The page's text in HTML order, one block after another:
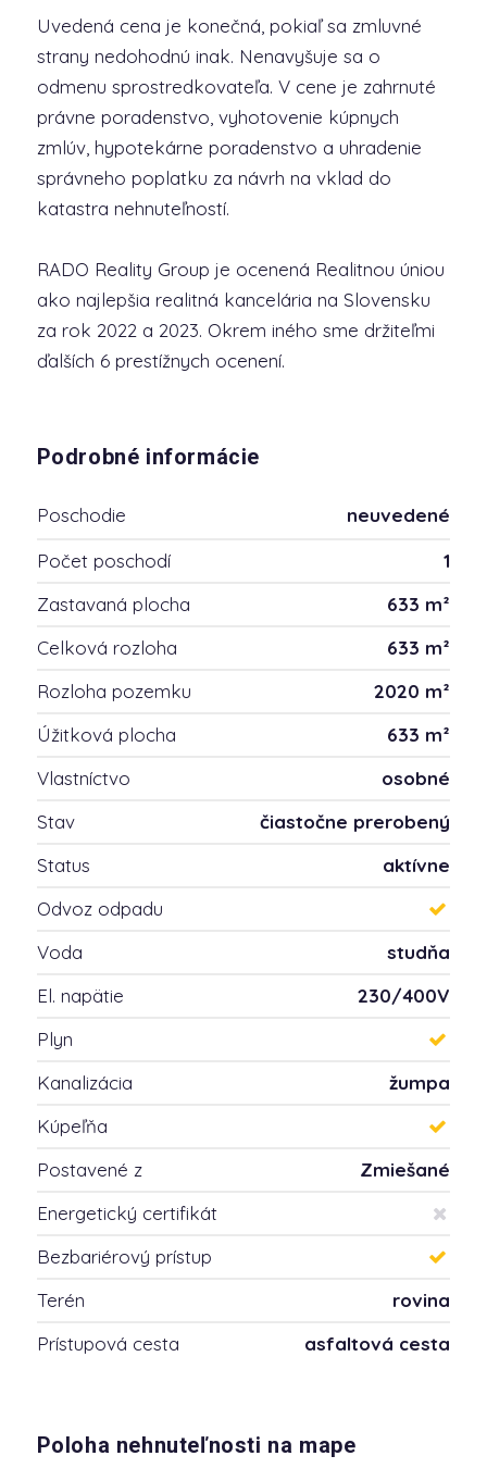
Uvedená cena je konečná, pokiaľ sa zmluvné
strany nedohodnú inak. Nenavyšuje sa o
odmenu sprostredkovateľa. V cene je zahrnuté
právne poradenstvo, vyhotovenie kúpnych
zmlúv, hypotekárne poradenstvo a uhradenie
správneho poplatku za návrh na vklad do
katastra nehnuteľností.
RADO Reality Group je ocenená Realitnou úniou
ako najlepšia realitná kancelária na Slovensku
za rok 2022 a 2023. Okrem iného sme držiteľmi
ďalších 6 prestížnych ocenení.
Podrobné informácie
Poschodie
neuvedené
Počet poschodí
1
Zastavaná plocha
633 m²
Celková rozloha
633 m²
Rozloha pozemku
2020 m²
Úžitková plocha
633 m²
Vlastníctvo
osobné
Stav
čiastočne prerobený
Status
aktívne
Odvoz odpadu
Voda
studňa
El. napätie
230/400V
Plyn
Kanalizácia
žumpa
Kúpeľňa
Postavené z
Zmiešané
Energetický certifikát
Bezbariérový prístup
Terén
rovina
Prístupová cesta
asfaltová cesta
Poloha nehnuteľnosti na mape